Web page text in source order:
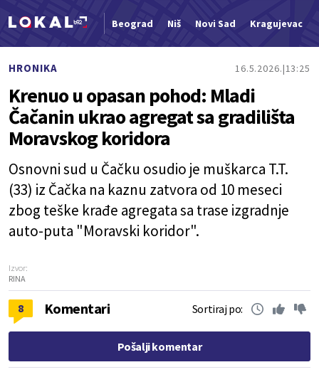
Beograd Niš Novi Sad Kragujevac
HRONIKA 16.5.2026. 13:25
Krenuo u opasan pohod: Mladi
Čačanin ukrao agregat sa gradilišta
Moravskog koridora
Osnovni sud u Čačku osudio je muškarca T.T.
(33) iz Čačka na kaznu zatvora od 10 meseci
zbog teške krađe agregata sa trase izgradnje
auto-puta "Moravski koridor".
Izvor:
RINA
8 Komentari Sortiraj po:
Pošalji komentar